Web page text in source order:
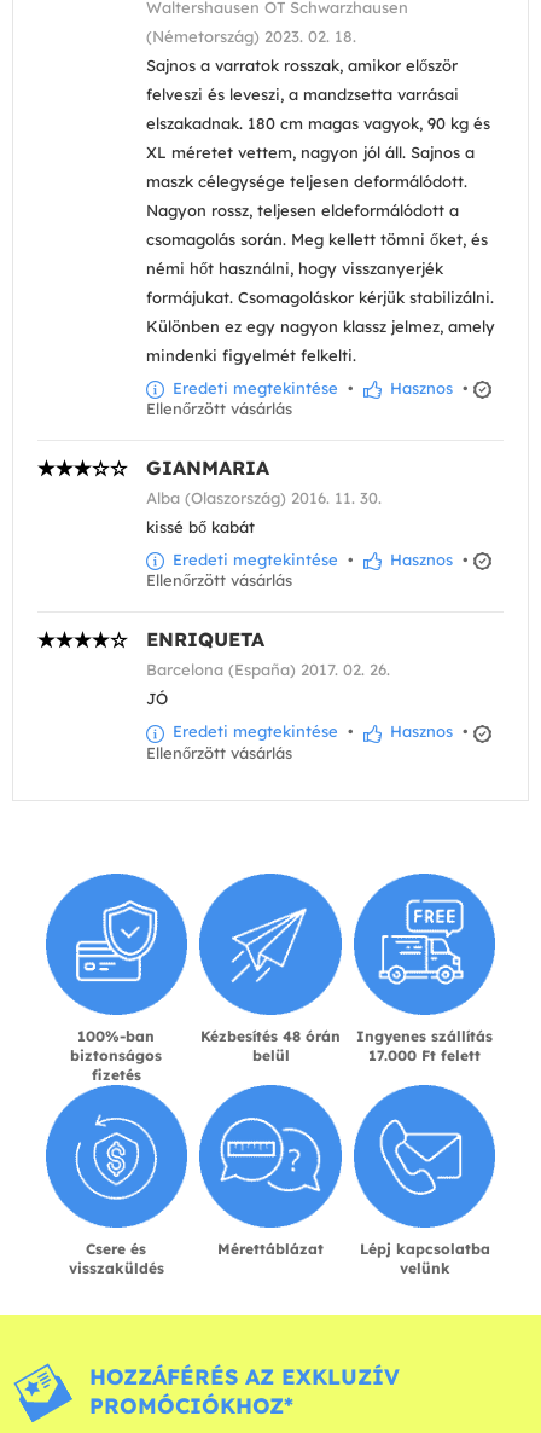
Waltershausen OT Schwarzhausen
(Németország) 2023. 02. 18.
Sajnos a varratok rosszak, amikor először
felveszi és leveszi, a mandzsetta varrásai
elszakadnak. 180 cm magas vagyok, 90 kg és
XL méretet vettem, nagyon jól áll. Sajnos a
maszk célegysége teljesen deformálódott.
Nagyon rossz, teljesen eldeformálódott a
csomagolás során. Meg kellett tömni őket, és
némi hőt használni, hogy visszanyerjék
formájukat. Csomagoláskor kérjük stabilizálni.
Különben ez egy nagyon klassz jelmez, amely
mindenki figyelmét felkelti.
Eredeti megtekintése • Hasznos •
Ellenőrzött vásárlás
GIANMARIA
Alba (Olaszország) 2016. 11. 30.
kissé bő kabát
Eredeti megtekintése • Hasznos •
Ellenőrzött vásárlás
ENRIQUETA
Barcelona (España) 2017. 02. 26.
JÓ
Eredeti megtekintése • Hasznos •
Ellenőrzött vásárlás
100%-ban
biztonságos
fizetés
Kézbesítés 48 órán
belül
Ingyenes szállítás
17.000 Ft felett
Csere és
visszaküldés
Mérettáblázat
Lépj kapcsolatba
velünk
HOZZÁFÉRÉS AZ EXKLUZÍV
PROMÓCIÓKHOZ*